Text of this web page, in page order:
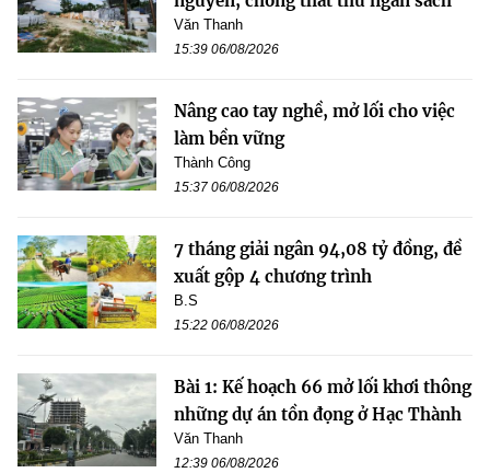
Văn Thanh
15:39 06/08/2026
Nâng cao tay nghề, mở lối cho việc
làm bền vững
Thành Công
15:37 06/08/2026
7 tháng giải ngân 94,08 tỷ đồng, đề
xuất gộp 4 chương trình
B.S
15:22 06/08/2026
Bài 1: Kế hoạch 66 mở lối khơi thông
những dự án tồn đọng ở Hạc Thành
Văn Thanh
12:39 06/08/2026